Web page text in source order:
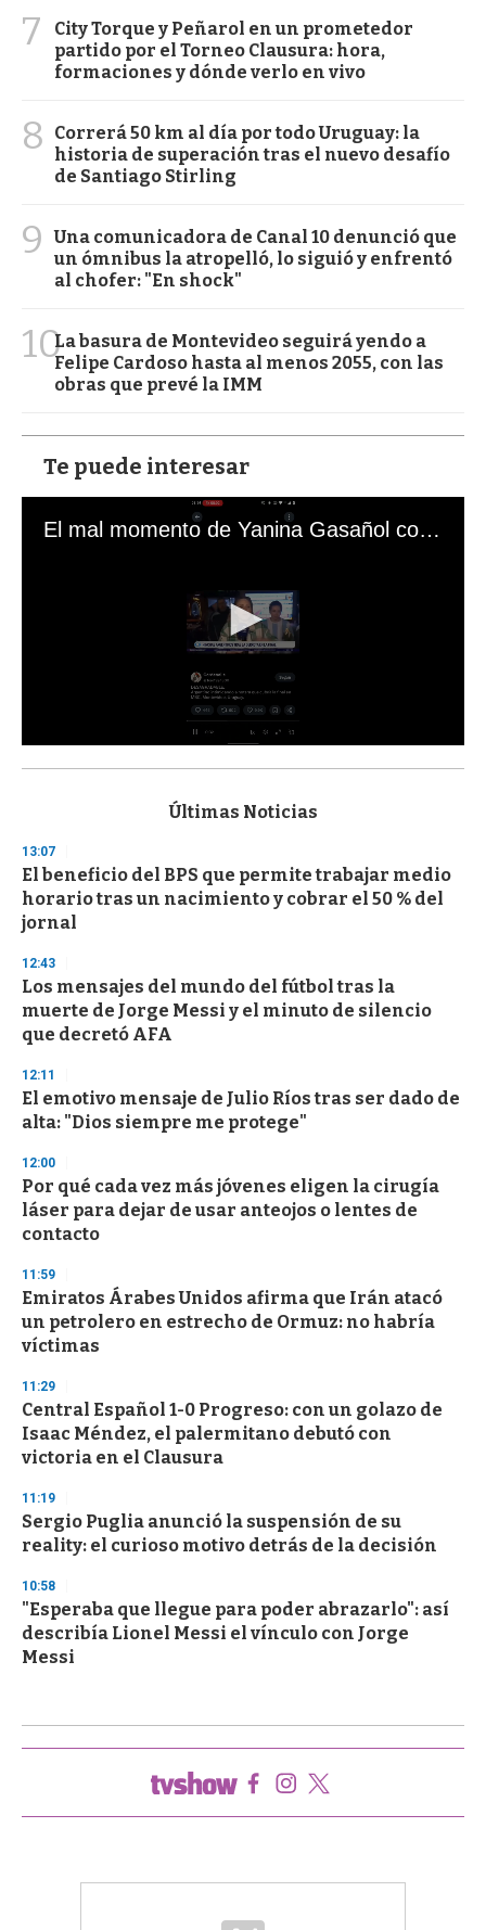
7
City Torque y Peñarol en un prometedor
partido por el Torneo Clausura: hora,
formaciones y dónde verlo en vivo
8
Correrá 50 km al día por todo Uruguay: la
historia de superación tras el nuevo desafío
de Santiago Stirling
9
Una comunicadora de Canal 10 denunció que
un ómnibus la atropelló, lo siguió y enfrentó
al chofer: "En shock"
10La basura de Montevideo seguirá yendo a
Felipe Cardoso hasta al menos 2055, con las
obras que prevé la IMM
Te puede interesar
El mal momento de Yanina Gasañol con un hincha argentino en "Subrayado"
s
d
s
o
f
3
s
e
c
o
n
d
Últimas Noticias
13:07
El beneficio del BPS que permite trabajar medio
horario tras un nacimiento y cobrar el 50 % del
jornal
12:43
Los mensajes del mundo del fútbol tras la
muerte de Jorge Messi y el minuto de silencio
que decretó AFA
12:11
El emotivo mensaje de Julio Ríos tras ser dado de
alta: "Dios siempre me protege"
12:00
Por qué cada vez más jóvenes eligen la cirugía
láser para dejar de usar anteojos o lentes de
contacto
11:59
Emiratos Árabes Unidos afirma que Irán atacó
un petrolero en estrecho de Ormuz: no habría
víctimas
11:29
Central Español 1-0 Progreso: con un golazo de
Isaac Méndez, el palermitano debutó con
victoria en el Clausura
11:19
Sergio Puglia anunció la suspensión de su
reality: el curioso motivo detrás de la decisión
10:58
"Esperaba que llegue para poder abrazarlo": así
describía Lionel Messi el vínculo con Jorge
Messi